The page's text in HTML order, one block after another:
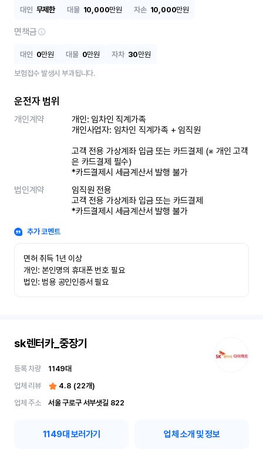
대인 무제한 대물 10,000만원 자손 10,000만원
면책금
대인 0만원 대물 0만원 자차 30만원
보험접수 발생시 부과됩니다.
운전자 범위
개인계약
개인: 임차인 직계가족
개인사업자: 임차인 직계가족 + 임직원
고객 전용 가상계좌 입금 또는 카드결제 (※ 개인 고객
은 카드결제 필수)
*카드결제시 세금계산서 발행 불가
법인계약
임직원 전용
고객 전용 가상계좌 입금 또는 카드결제
*카드결제시 세금계산서 발행 불가
추가 코멘트
면허 취득 1년 이상
개인: 본인명의 휴대폰 번호 필요
법인: 범용 공인인증서 필요
sk렌터카_중장기
등록 차량 1149대
업체 리뷰
4.8 (22개)
업체 주소
서울 구로구 서부샛길 822
1149대 보러가기 업체 소개 및 정보